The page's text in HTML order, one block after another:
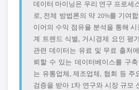
데이터 마이닝은 우리 연구 프로세
로, 전체 방법론의 약 20%를 기여
이어의 수익 점유율 분석을 통해 시
계 트렌드 식별, 거시경제 요인 평
관련 데이터는 유료 및 무료 출처
뢰할 수 있는 데이터베이스를 구
는 유통업체, 제조업체, 협회 등 주
검증을 받아 1차 연구와 시장 규모